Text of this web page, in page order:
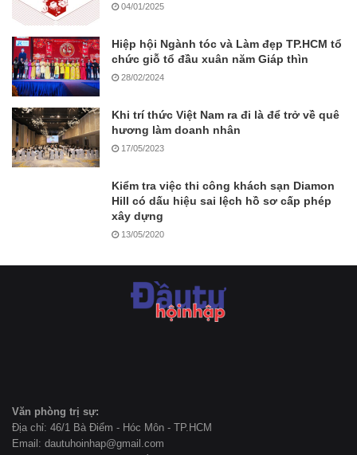
04/01/2025
Hiệp hội Ngành tóc và Làm đẹp TP.HCM tổ
chức giỗ tổ đầu xuân năm Giáp thìn
28/02/2024
Khi trí thức Việt Nam ra đi là để trở về quê
hương làm doanh nhân
17/05/2023
Kiểm tra việc thi công khách sạn Diamon
Hill có dấu hiệu sai lệch hồ sơ cấp phép
xây dựng
13/05/2020
Văn phòng trị sự:
Địa chỉ: 46/1 Bà Điểm - Hóc Môn - TP.HCM
Email: dautuhoinhap@gmail.com